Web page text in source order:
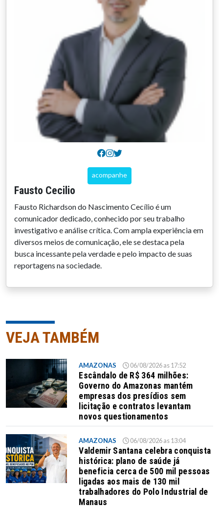
acompanhe
Fausto Cecilio
Fausto Richardson do Nascimento Cecílio é um
comunicador dedicado, conhecido por seu trabalho
investigativo e análise crítica. Com ampla experiência em
diversos meios de comunicação, ele se destaca pela
busca incessante pela verdade e pelo impacto de suas
reportagens na sociedade.
VEJA TAMBÉM
AMAZONAS 06/08/2026 as 17:52
Escândalo de R$ 364 milhões:
Governo do Amazonas mantém
empresas dos presídios sem
licitação e contratos levantam
novos questionamentos
AMAZONAS 06/08/2026 as 13:04
Valdemir Santana celebra conquista
histórica: plano de saúde já
beneficia cerca de 500 mil pessoas
ligadas aos mais de 130 mil
trabalhadores do Polo Industrial de
Manaus